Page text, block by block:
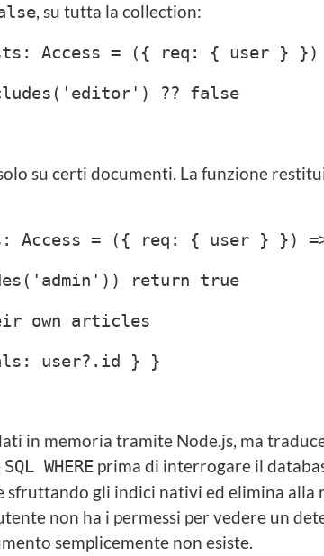
, su tutta la collection:
Access = ({ req: { user }
?? false
su certi documenti. La funzione
Access = ({ req: { user } })
return true
own articles
user?.id } }
in memoria tramite Node.js, ma
SQL WHERE prima di interrogare il
sfruttando gli indici nativi ed elimina alla
non ha i permessi per vedere un
semplicemente non esiste.